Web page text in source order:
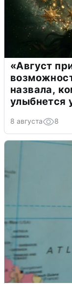
«Август
назвала,
улыбнется
8 августа 8